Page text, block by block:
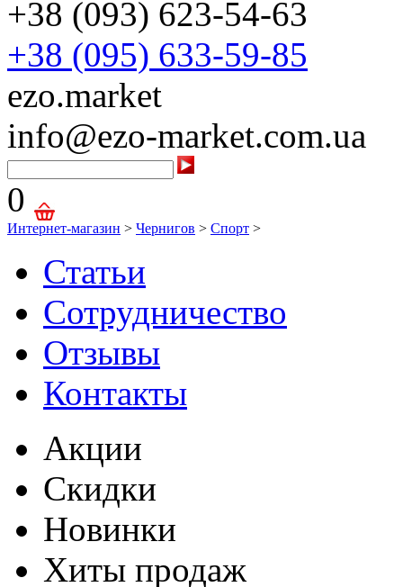
+38 (093) 623-54-63
+38 (095) 633-59-85
ezo.market
info@ezo-market.com.ua
0
Интернет-магазин > Чернигов > Спорт >
Статьи
Сотрудничество
Отзывы
Контакты
Акции
Скидки
Новинки
Хиты продаж